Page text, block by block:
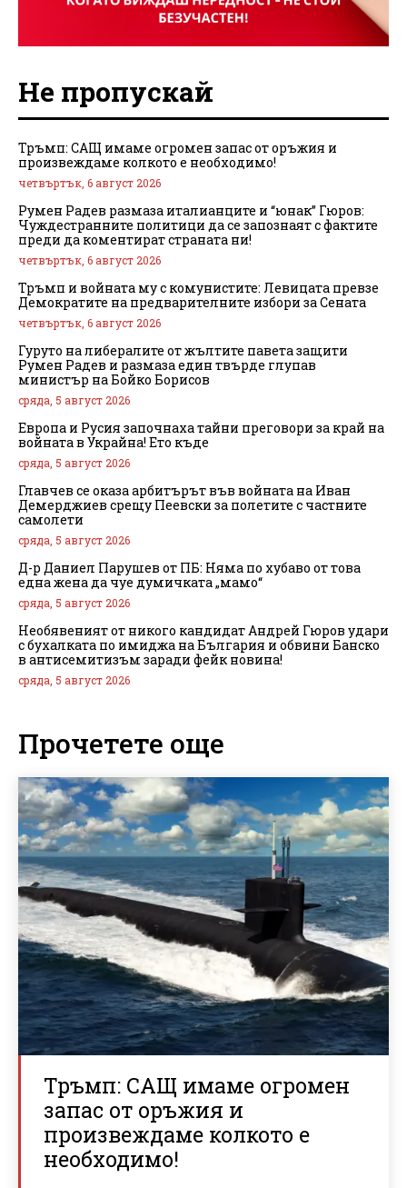
Не пропускай
Тръмп: САЩ имаме огромен запас от оръжия и
произвеждаме колкото е необходимо!
четвъртък, 6 август 2026
Румен Радев размаза италианците и “юнак” Гюров:
Чуждестранните политици да се запознаят с фактите
преди да коментират страната ни!
четвъртък, 6 август 2026
Тръмп и войната му с комунистите: Левицата превзе
Демократите на предварителните избори за Сената
четвъртък, 6 август 2026
Гуруто на либералите от жълтите павета защити
Румен Радев и размаза един твърде глупав
министър на Бойко Борисов
сряда, 5 август 2026
Европа и Русия започнаха тайни преговори за край на
войната в Украйна! Ето къде
сряда, 5 август 2026
Главчев се оказа арбитърът във войната на Иван
Демерджиев срещу Пеевски за полетите с частните
самолети
сряда, 5 август 2026
Д-р Даниел Парушев от ПБ: Няма по хубаво от това
една жена да чуе думичката „мамо“
сряда, 5 август 2026
Необявеният от никого кандидат Андрей Гюров удари
с бухалката по имиджа на България и обвини Банско
в антисемитизъм заради фейк новина!
сряда, 5 август 2026
Прочетете още
Тръмп: САЩ имаме огромен
запас от оръжия и
произвеждаме колкото е
необходимо!